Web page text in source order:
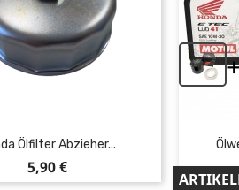
Ölfilter Abzieher...
Preis
5,90 €